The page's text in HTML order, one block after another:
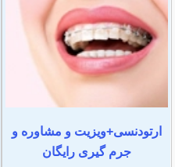
ارتودنسی+ویزیت و مشاوره و
جرم گیری رایگان